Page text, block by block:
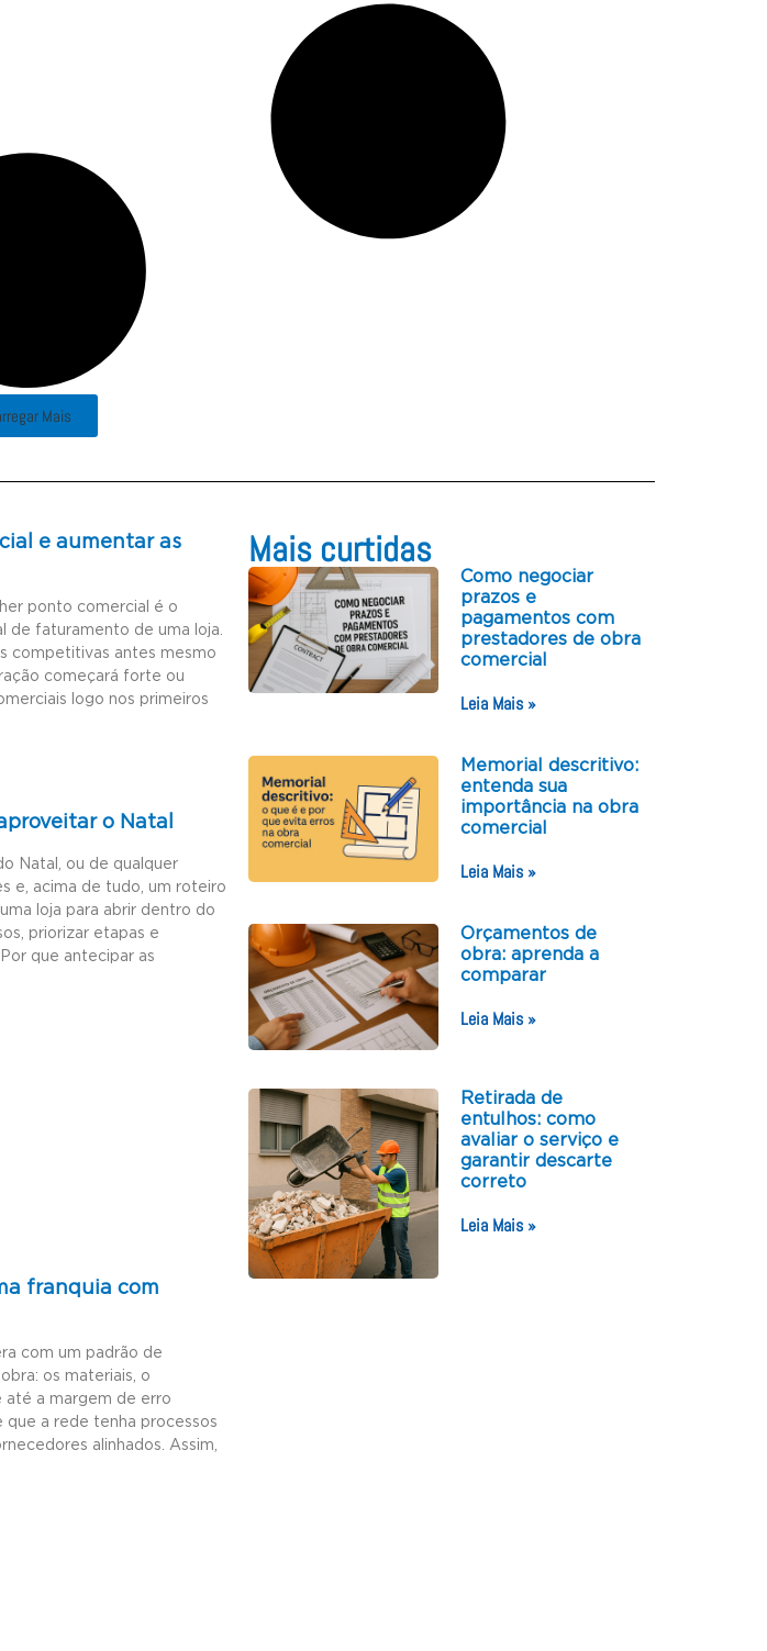
Mais
e aumentar as
ponto comercial é o
de faturamento de uma loja.
competitivas antes mesmo
começará forte ou
logo nos primeiros
o Natal
Natal, ou de qualquer
e, acima de tudo, um roteiro
loja para abrir dentro do
priorizar etapas e
que antecipar as
franquia com
com um padrão de
os materiais, o
até a margem de erro
que a rede tenha processos
alinhados. Assim,
Mais curtidas​
Como negociar
prazos e
pagamentos com
prestadores de obra
comercial
Leia Mais »
Memorial descritivo:
entenda sua
importância na obra
comercial
Leia Mais »
Orçamentos de
obra: aprenda a
comparar
Leia Mais »
Retirada de
entulhos: como
avaliar o serviço e
garantir descarte
correto
Leia Mais »